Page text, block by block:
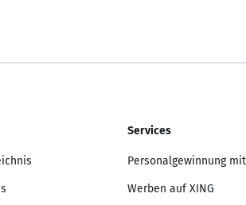
Services
Personalgewinnung mit
Werben auf XING